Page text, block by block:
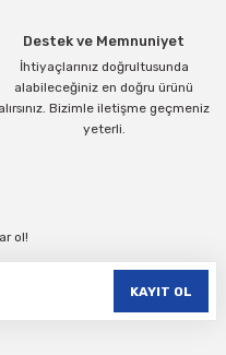
Destek ve Memnuniyet
İhtiyaçlarınız doğrultusunda
alabileceğiniz en doğru ürünü
alırsınız. Bizimle iletişme geçmeniz
yeterli.
ol!
KAYIT OL